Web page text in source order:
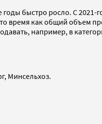
быстро росло. С 2021-
время как общий объем
например, в
Минсельхоз.